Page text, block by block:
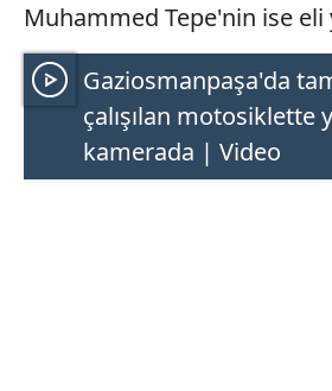
Muhammed Tepe'nin ise eli
Gaziosmanpaşa'da
çalışılan motosiklette
kamerada | Video